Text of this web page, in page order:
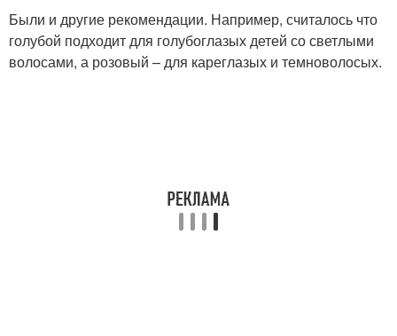
Были и другие рекомендации. Например, считалось что
голубой подходит для голубоглазых детей со светлыми
волосами, а розовый – для кареглазых и темноволосых.